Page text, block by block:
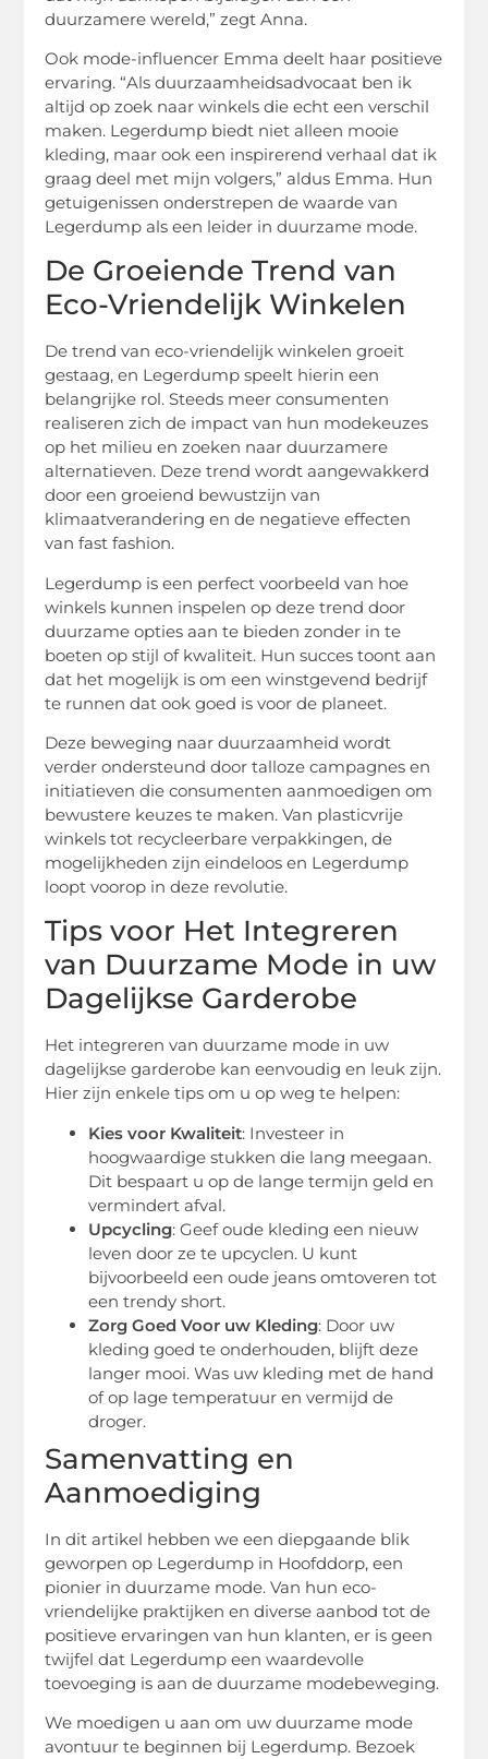
duurzamere wereld,” zegt Anna.
Ook mode-influencer Emma deelt haar positieve
ervaring. “Als duurzaamheidsadvocaat ben ik
altijd op zoek naar winkels die echt een verschil
maken. Legerdump biedt niet alleen mooie
kleding, maar ook een inspirerend verhaal dat ik
graag deel met mijn volgers,” aldus Emma. Hun
getuigenissen onderstrepen de waarde van
Legerdump als een leider in duurzame mode.
De Groeiende Trend van
Eco-Vriendelijk Winkelen
De trend van eco-vriendelijk winkelen groeit
gestaag, en Legerdump speelt hierin een
belangrijke rol. Steeds meer consumenten
realiseren zich de impact van hun modekeuzes
op het milieu en zoeken naar duurzamere
alternatieven. Deze trend wordt aangewakkerd
door een groeiend bewustzijn van
klimaatverandering en de negatieve effecten
van fast fashion.
Legerdump is een perfect voorbeeld van hoe
winkels kunnen inspelen op deze trend door
duurzame opties aan te bieden zonder in te
boeten op stijl of kwaliteit. Hun succes toont aan
dat het mogelijk is om een winstgevend bedrijf
te runnen dat ook goed is voor de planeet.
Deze beweging naar duurzaamheid wordt
verder ondersteund door talloze campagnes en
initiatieven die consumenten aanmoedigen om
bewustere keuzes te maken. Van plasticvrije
winkels tot recycleerbare verpakkingen, de
mogelijkheden zijn eindeloos en Legerdump
loopt voorop in deze revolutie.
Tips voor Het Integreren
van Duurzame Mode in uw
Dagelijkse Garderobe
Het integreren van duurzame mode in uw
dagelijkse garderobe kan eenvoudig en leuk zijn.
Hier zijn enkele tips om u op weg te helpen:
Kies voor Kwaliteit: Investeer in
hoogwaardige stukken die lang meegaan.
Dit bespaart u op de lange termijn geld en
vermindert afval.
Upcycling: Geef oude kleding een nieuw
leven door ze te upcyclen. U kunt
bijvoorbeeld een oude jeans omtoveren tot
een trendy short.
Zorg Goed Voor uw Kleding: Door uw
kleding goed te onderhouden, blijft deze
langer mooi. Was uw kleding met de hand
of op lage temperatuur en vermijd de
droger.
Samenvatting en
Aanmoediging
In dit artikel hebben we een diepgaande blik
geworpen op Legerdump in Hoofddorp, een
pionier in duurzame mode. Van hun eco-
vriendelijke praktijken en diverse aanbod tot de
positieve ervaringen van hun klanten, er is geen
twijfel dat Legerdump een waardevolle
toevoeging is aan de duurzame modebeweging.
We moedigen u aan om uw duurzame mode
avontuur te beginnen bij Legerdump. Bezoek